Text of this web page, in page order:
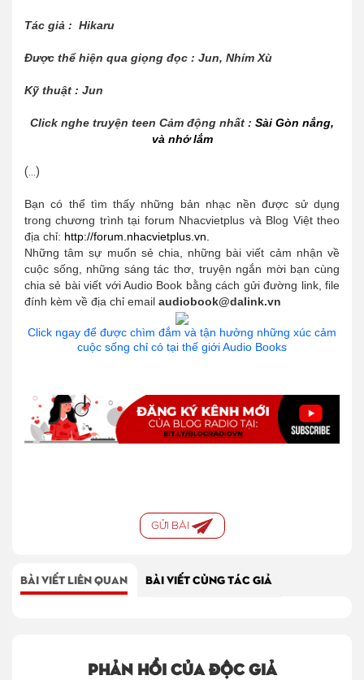
Tác giả : Hikaru
Được thể hiện qua giọng đọc : Jun, Nhím Xù
Kỹ thuật : Jun
Click nghe truyện teen Cảm động nhất : Sài Gòn nắng,
và nhớ lắm
(...)
Bạn có thể tìm thấy những bản nhạc nền được sử dụng
trong chương trình tại forum Nhacvietplus và Blog Việt theo
địa chỉ: http://forum.nhacvietplus.vn.
Những tâm sự muốn sẻ chia, những bài viết cảm nhận về
cuộc sống, những sáng tác thơ, truyện ngắn mời bạn cùng
chia sẻ bài viết với Audio Book bằng cách gửi đường link, file
đính kèm về địa chỉ email audiobook@dalink.vn
Click ngay để được chìm đắm và tận hưởng những xúc cảm
cuộc sống chỉ có tại thế giới Audio Books
GỬI BÀI
BÀI VIẾT LIÊN QUAN BÀI VIẾT CÙNG TÁC GIẢ
Phản hồi của độc giả